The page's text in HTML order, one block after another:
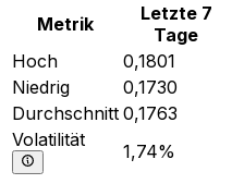
Metrik
Letzte 7
Tage
Hoch
0,1801
Niedrig
0,1730
Durchschnitt 0,1763
Volatilität
1,74%